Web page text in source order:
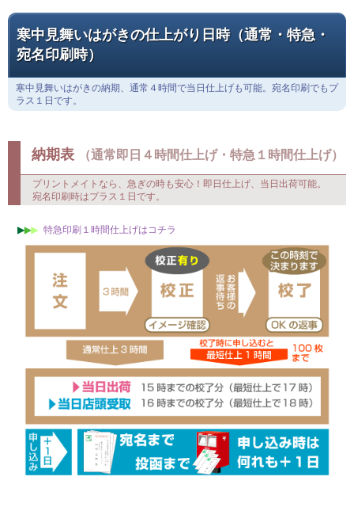
宛名印刷について
宛名印刷時）
寒中見舞いはがきの納期、通常４時間で当日仕上げも可能。宛名印刷でもプ
ラス１日です。
納期表 （通常即日４時間仕上げ・特急１時間仕上げ）
プリントメイトなら、急ぎの時も安心！即日仕上げ、当日出荷可能。
宛名印刷時はプラス１日です。
特急印刷１時間仕上げはコチラ